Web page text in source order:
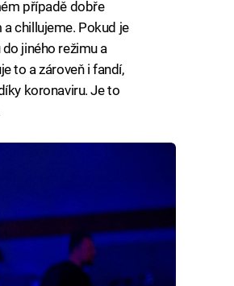
případě dobře
chillujeme. Pokud je
jiného režimu a
to a zároveň i fandí,
koronaviru. Je to